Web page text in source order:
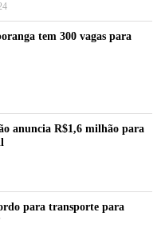
tem 300 vagas para
anuncia R$1,6 milhão para
para transporte para